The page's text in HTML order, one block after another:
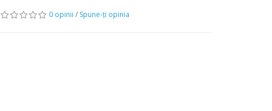
0 opinii / Spune-ţi opinia